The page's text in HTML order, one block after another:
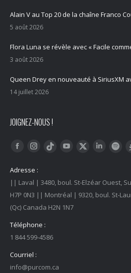
Alain V au Top 20 de la chaîne Franco
5 août 2026
Flora Luna se révèle avec « Facile
3 août 2026
Queen Drey en nouveauté à SiriusXM
14 juillet 2026
JOIGNEZ-NOUS !
Trouvez nous sur :
FacebookInstagram
Tiktok YouTubeTwitter LinkedIn
Adresse :
|| Laval | 3480, boul. St-Elzéar Ouest,
H7P 0N3 || Montréal | 9320, boul. St-
(Qc) Canada H2N 1N7
Téléphone :
1 844 599-4586
Courriel :
info@purcom.ca